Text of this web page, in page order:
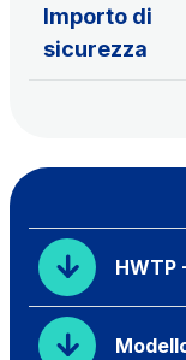
Importo di
sicurezza
HWTP